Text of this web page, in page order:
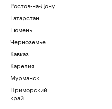
Ростов-на-Дону
Татарстан
Тюмень
Черноземье
Кавказ
Карелия
Мурманск
Приморский
край